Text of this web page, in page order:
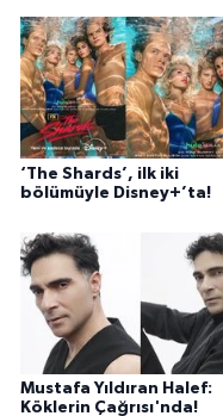
‘The Shards’, ilk iki
bölümüyle Disney+’ta!
Mustafa Yıldıran Halef:
Köklerin Çağrısı'nda!